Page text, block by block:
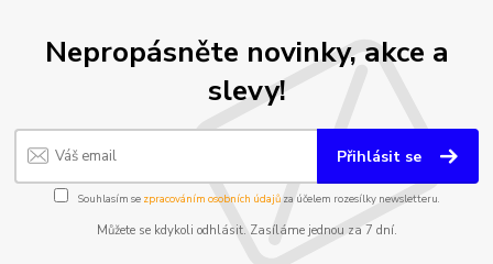
Nepropásněte novinky, akce a
slevy!
Přihlásit se
Souhlasím se zpracováním osobních údajůza účelem rozesílky newsletteru.
Můžete se kdykoli odhlásit. Zasíláme jednou za 7 dní.